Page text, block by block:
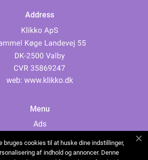
Address
web: www.klikko.dk
Menu
Ads
Cookies
bruges cookies til at huske dine indstillinger,
af indhold og annoncer. Denne